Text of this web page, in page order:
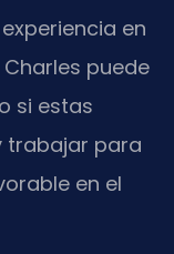
en
puede
si estas
trabajar para
en el